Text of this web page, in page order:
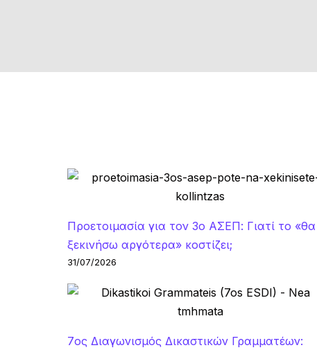
Προετοιμασία για τον 3ο ΑΣΕΠ: Γιατί το «θα
ξεκινήσω αργότερα» κοστίζει;
31/07/2026
7ος Διαγωνισμός Δικαστικών Γραμματέων: